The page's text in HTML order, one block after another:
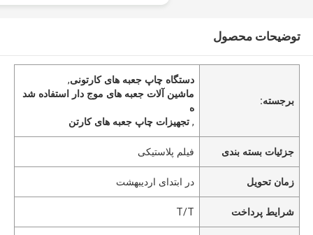
توضیحات محصول
برجسته:
دستگاه چاپ جعبه های کارتونی,
ماشین آلات جعبه های موج دار استفاده شد
ه
,تجهیزات چاپ جعبه های کارتن
جزئیات بسته بندی فیلم پلاستیکی
زمان تحویل در ابتدای اردیبهشت
شرایط پرداخت T/T